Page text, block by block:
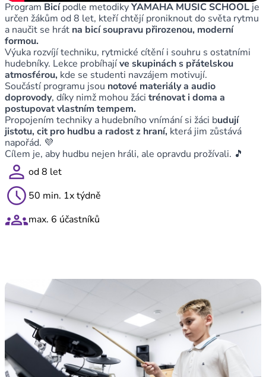
Program Bicípodle metodikyYAMAHA MUSIC SCHOOL je
určen žákům od 8 let, kteří chtějí proniknout do světa rytmu
a naučit se hrát na bicí soupravu přirozenou, moderní
formou.
Výuka rozvíjí techniku, rytmické cítění i souhru s ostatními
hudebníky. Lekce probíhajíve skupinách s přátelskou
atmosférou, kde se studenti navzájem motivují.
Součástí programu jsou notové materiály a audio
doprovody, díky nimž mohou žáci trénovat i doma a
postupovat vlastním tempem.
Propojením techniky a hudebního vnímání si žáci budují
jistotu, cit pro hudbu a radost z hraní, která jim zůstává
napořád. 💜
Cílem je, aby hudbu nejen hráli, ale opravdu prožívali. 🎵
person od 8 let
schedule 50 min. 1x týdně
groupsmax. 6 účastníků